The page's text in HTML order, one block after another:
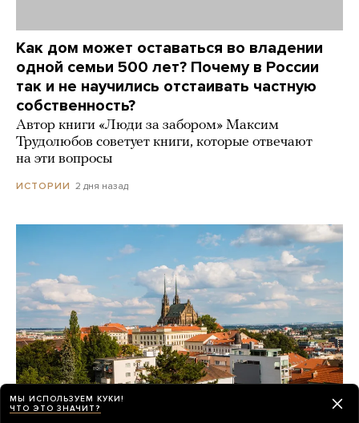
Как дом может оставаться во владении
одной семьи 500 лет? Почему в России
так и не научились отстаивать частную
собственность?
Автор книги «Люди за забором» Максим
Трудолюбов советует книги, которые отвечают
на эти вопросы
ИСТОРИИ 2 дня назад
МЫ ИСПОЛЬЗУЕМ КУКИ!
ЧТО ЭТО ЗНАЧИТ?